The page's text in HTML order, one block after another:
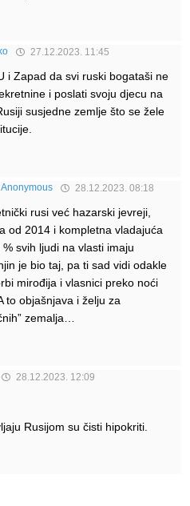
27.12.2023. 11:45
i Zapad da svi ruski bogataši ne
i poslati svoju djecu na
susjedne zemlje što se žele
Anonymous 28.12.2023. 08:18
rusi već hazarski jevreji,
od 2014 i kompletna vladajuća
svih ljudi na vlasti imaju
je bio taj, pa ti sad vidi odakle
mirođija i vlasnici preko noći
to objašnjava i želju za
zemalja…
28.12.2023. 12:09
Rusijom su čisti hipokriti.